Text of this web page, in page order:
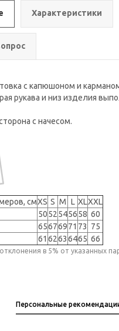
Характеристики
с капюшоном и
рукава и низ изделия
с начесом.
смXS S M L XLXXL
5052545658 60
65676971 73 75
61 62636465 66
в 5% от указанных
Персональные